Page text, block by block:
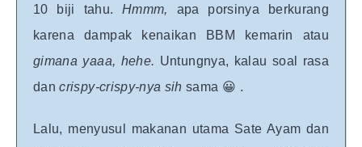
10 biji tahu.Hmmm, apa porsinya berkurang
karena dampak kenaikan BBM kemarin atau
gimana yaaa, hehe. Untungnya, kalau soal rasa
dancrispy-crispy-nya sihsama 😀 .
Lalu, menyusul makanan utama Sate Ayam dan